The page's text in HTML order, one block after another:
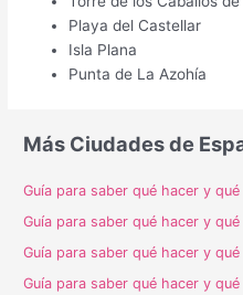
Playa del Castellar
Isla Plana
Punta de La Azohía
Más Ciudades de
Guía para saber qué hacer y
Guía para saber qué hacer y
Guía para saber qué hacer y
Guía para saber qué hacer y